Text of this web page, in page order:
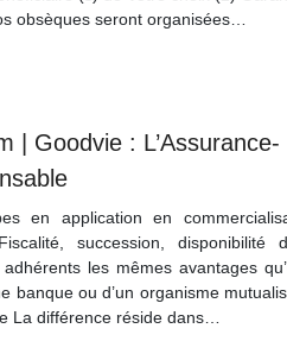
obsèques seront organisées…
| Goodvie : L’Assurance-
en application en
succession, disponibilité
les mêmes avantages
banque ou d’un organisme
La différence réside dans…